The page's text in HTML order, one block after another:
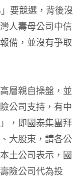
要競選，背後沒
人壽母公司中信
備，並沒有爭取
層親自操盤，並
公司支持，有中
，即國泰集團拜
大股東，請各公
土公司表示，國
險公司代為投